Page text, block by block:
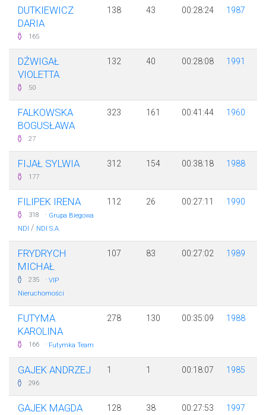
DUTKIEWICZ
DARIA
165
138 43 00:28:24 1987
DŹWIGAŁ
VIOLETTA
50
132 40 00:28:08 1991
FALKOWSKA
BOGUSŁAWA
27
323 161 00:41:44 1960
FIJAŁ SYLWIA
177
312 154 00:38:18 1988
FILIPEK IRENA
318 · Grupa Biegowa
NDI
/ NDI S.A.
112 26 00:27:11 1990
FRYDRYCH
MICHAŁ
235 · VIP
Nieruchomości
107 83 00:27:02 1989
FUTYMA
KAROLINA
166 · Futymka Team
278 130 00:35:09 1988
GAJEK ANDRZEJ
296
1 1 00:18:07 1985
GAJEK MAGDA 128 38 00:27:53 1997